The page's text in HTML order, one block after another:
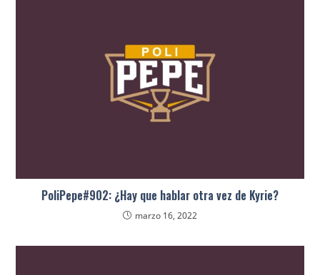
PoliPepe#902: ¿Hay que hablar otra vez de Kyrie?
marzo 16, 2022